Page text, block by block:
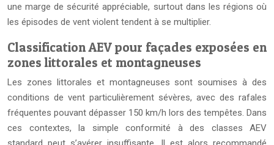
une marge de sécurité appréciable, surtout dans les régions où
les épisodes de vent violent tendent à se multiplier.
Classification AEV pour façades exposées en
zones littorales et montagneuses
Les zones littorales et montagneuses sont soumises à des
conditions de vent particulièrement sévères, avec des rafales
fréquentes pouvant dépasser 150 km/h lors des tempêtes. Dans
ces contextes, la simple conformité à des classes AEV